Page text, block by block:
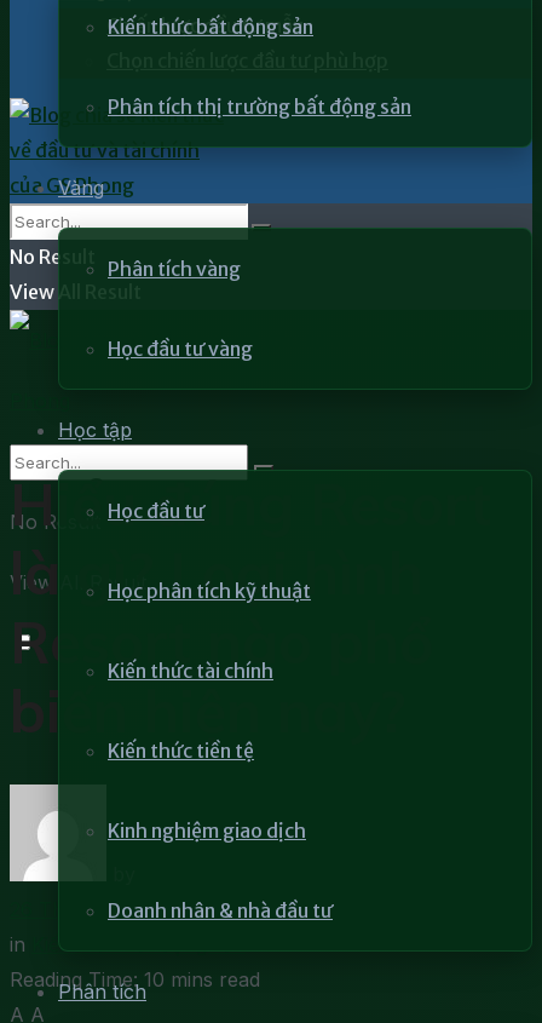
Kiến thức bất động sản
Phân tích thị trường bất động sản
Vàng
Phân tích vàng
Học đầu tư vàng
Học tập
Học đầu tư
Học phân tích kỹ thuật
Kiến thức tài chính
Kiến thức tiền tệ
Kinh nghiệm giao dịch
Doanh nhân & nhà đầu tư
Phân tích
Chiến lược đầu tư mẫu
No Result
View All Result
No Result
View All Result
Hiểu đúng Resort
là gì? Loại hình
Resort nào phổ
biến hiện nay?
26 Tháng 1, 2022
in
Kiến thức bất động sản
Reading Time: 10 mins read
A A